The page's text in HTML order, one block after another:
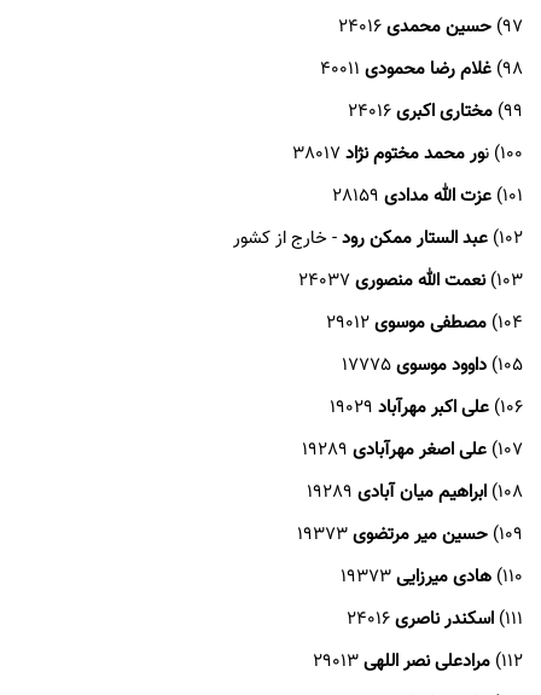
97) حسین محمدی
98) غلام رضا محمودی
99) مختاری اکبری
100) ن
ور محمد مختوم نژاد
101) عزت الله مدادی
102) عبد الستار ممکن رود- خارج از کشور
103) نعمت الله منصوری
104) مصطفی موسوی
105) داوود موسوی
106) علی اکبر مهرآباد
107) علی اصغر مهرآبادی
108) ابراهیم میان آبادی
109) حسین میر مرتضوی
110) هادی میرزایی
111) اسکندر ناصری
112) مرادعلی نصر اللهی